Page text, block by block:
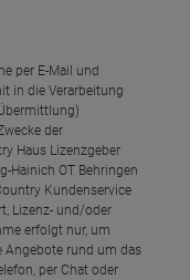
per E-Mail und
in die Verarbeitung
der
Haus Lizenzgeber
Hainich OT Behringen
Kundenservice
Lizenz- und/oder
erfolgt nur, um
rund um das
per Chat oder